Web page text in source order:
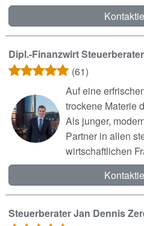
Dipl.-Finanzwirt
(61)
Auf eine
trockene Materie
Als junger,
Partner in allen
wirtschaftlichen
Steuerberater Jan Dennis